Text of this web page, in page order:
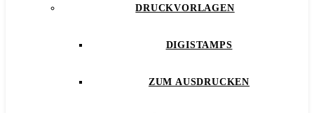
DRUCKVORLAGEN
DIGISTAMPS
ZUM AUSDRUCKEN